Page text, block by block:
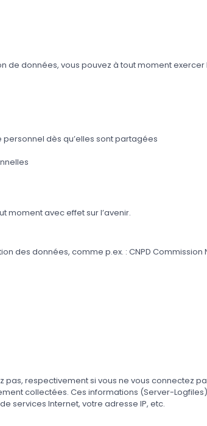
données, vous pouvez à tout moment exercer
dès qu’elles sont partagées
moment avec effet sur l’avenir.
des données, comme p.ex. : CNPD
respectivement si vous ne vous connectez
collectées. Ces informations (Server-
services Internet, votre adresse IP, etc.